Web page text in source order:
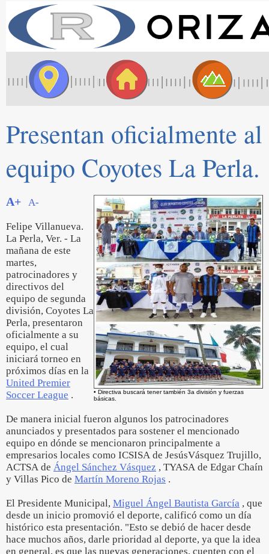
Presentan oficialmente al
equipo Coyotes La Perla.
• Directiva buscará tener también 3a división y fuerzas
básicas.
A+ A-
Felipe Villanueva.
La Perla, Ver. - La
mañana de este
martes,
patrocinadores y
directivos del
equipo de segunda
división, Coyotes La
Perla, presentaron
oficialmente a su
equipo, el cual
iniciará torneo en
próximos días en la
United Premier
Soccer League .
De manera inicial fueron algunos los patrocinadores
anunciados y presentados para sostener el mencionado
equipo en dónde se mencionaron principalmente a
empresarios locales como ICSISA de JesúsVásquez Trujillo,
ACTSA de Ángel Sánchez Vásquez , TYASA de Edgar Chaín
y Villas Pico de Martín Moreno Rojas .
El Presidente Municipal, Miguel Ángel Bautista García , que
desde un inicio promovió el deporte, calificó como un día
histórico esta presentación. "Esto se debió de hacer desde
hace muchos años, darle prioridad al deporte, ya que la idea
en general, es que las nuevas generaciones, cuenten con el